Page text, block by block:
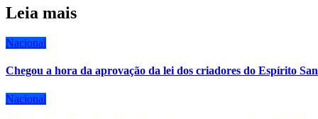
Leia mais
Nacional
Chegou a hora da aprovação da lei dos criadores do Espírito
Nacional